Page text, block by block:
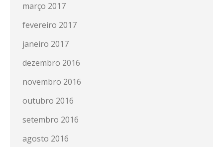
março 2017
fevereiro 2017
janeiro 2017
dezembro 2016
novembro 2016
outubro 2016
setembro 2016
agosto 2016